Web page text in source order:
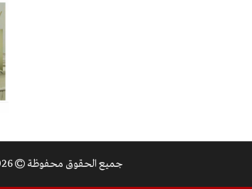
جميع الحقوق محفوظة